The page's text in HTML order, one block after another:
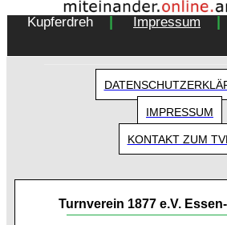
Copyright 2018 - Turnverein
Kupferdreh
| Impressum |
IMPRESSUM
KONTAKT ZUM
Turnverein 1877 e.V.